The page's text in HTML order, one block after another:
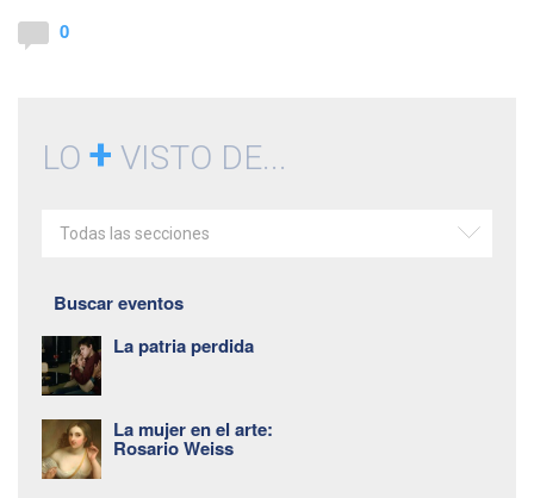
0
LO + VISTO DE...
Todas las secciones
Buscar eventos
La patria perdida
La mujer en el arte:
Rosario Weiss